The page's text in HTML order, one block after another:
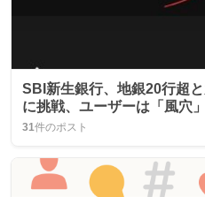
SBI新生銀行、地銀20行超
に挑戦、ユーザーは「風穴
31件のポスト